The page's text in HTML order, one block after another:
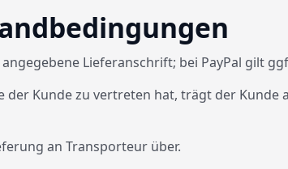
Lieferanschrift; bei PayPal gilt
der Kunde zu vertreten hat, trägt der
an Transporteur über.